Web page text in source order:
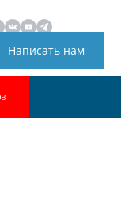
Написать нам